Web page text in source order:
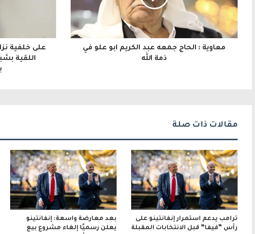
ك
ا
ل
ك
ت
ر
و
ن
ي
معاوية : الحاج جمعه عبد الكريم ابو علو في
ذمة الله
اللقية
مقالات ذات صلة
ترامب يدعم استمرار إنفانتينو على
رأس “فيفا” قبل الانتخابات المقبلة
بعد معارضة واسعة: إنفانتينو
يعلن رسميًا إلغاء مشروع بيع